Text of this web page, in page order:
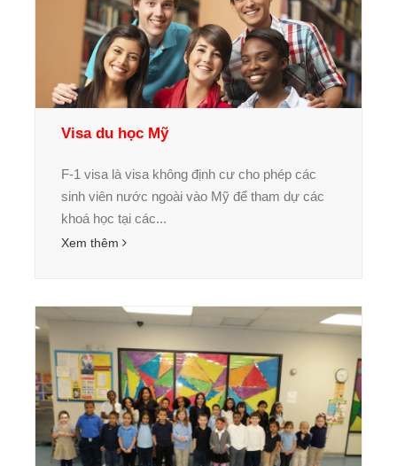
Visa du học Mỹ
F-1 visa là visa không định cư cho phép các
sinh viên nước ngoài vào Mỹ để tham dự các
khoá học tại các...
Xem thêm